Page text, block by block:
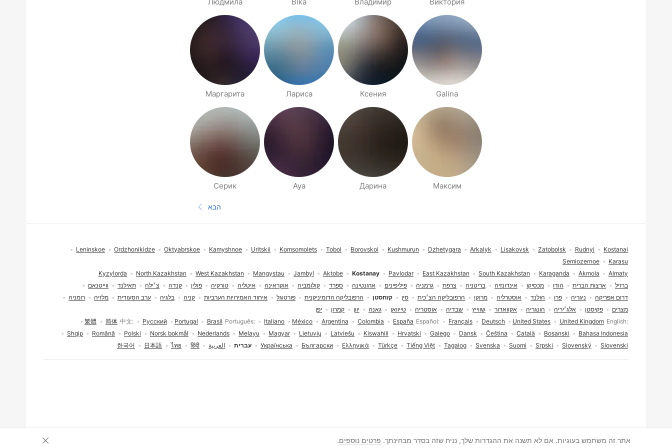
Galina
Ксения
Лариса
Маргарита
Максим
Дарина
Aya
Серик
העמוד הבא
הבא
יצירת משתמש
בחירת שפה
English
United Kingdom
United States
Deutsch
Français
Español
España
Colombia
Argentina
México
Italiano
Português
Brasil
Portugal
Русский
中文
简体
繁體
Bahasa Indonesia
Bosanski
Català
Čeština
Dansk
Galego
Hrvatski
Kiswahili
Latviešu
Lietuvių
Magyar
Melayu
Nederlands
Norsk bokmål
Polski
Română
Shqip
Slovenski
Slovenský
Srpski
Suomi
Svenska
Tagalog
Tiếng Việt
Türkçe
Ελληνικά
Български
Українська עברית العربية हिंदी
ไทย
日本語
한국어
ברזיל ארצות הברית הודו מכסיקו אינדונזיה בריטניה צרפת גרמניה פיליפינים ארגנטינה ספרד קולומביה אוקראינה איטליה טורקיה פולין קנדה צ׳ילה תאילנד
ווייטנאם
דרום אפריקה
ניגריה פרו הולנד אוסטרליה מרוקו הרפובליקה הצ׳כית סין קזחסטן הרפובליקה הדומיניקנית פורטוגל איחוד האמירויות הערביות קניה בלגיה ערב הסעודית מלזיה
רומניה
מצרים
פקיסטן אלג׳יריה הונגריה אקוואדור שווייץ שבדיה אוסטריה טייוואן גאנה יוון קמרון יפן
Almaty
Akmola
Karaganda
South Kazakhstan
East Kazakhstan
Pavlodar
Kostanay
Aktobe
Jambyl
Mangystau
West Kazakhstan
North Kazakhstan
Kyzylorda
Kostanai
Rudnyi
Zatobolsk
Lisakovsk
Arkalyk
Dzhetygara
Kushmurun
Borovskoi
Tobol
Komsomolets
Uritskii
Kamyshnoe
Oktyabrskoe
Ordzhonikidze
Leninskoe
Karasu
Semiozernoe
אתר זה משתמש בעוגיות. אם לא תשנה את ההגדרות שלך, נניח שזה בסדר מבחינתך. פרטים נוספים. סגירת הסכמה